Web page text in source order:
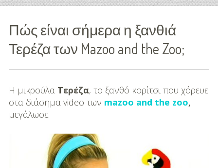
Εκπαίδευση
Βάπτιση
Οργάνωση
Βάπτισης
Διάσημες
Πώς είναι σήμερα η ξανθιά
Τερέζα των Mazoo and the Zoo;
Η μικρούλα Τερέζα, το ξανθό κορίτσι που χόρευε
στα διάσημα video των mazoo and the zoo,
μεγάλωσε.